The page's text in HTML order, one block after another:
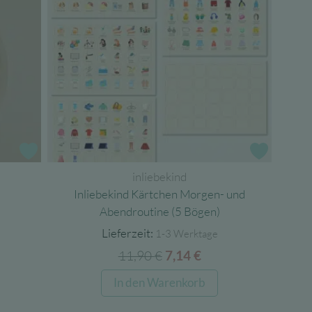
Zur Wunschliste
inliebekind
Inliebekind Kärtchen Morgen- und
Abendroutine (5 Bögen)
Lieferzeit: 1-3 Werktage
11,90€ Ursprünglicher
Preis
war:
7,14€Aktueller
Preis
ist:
In den Warenkorb